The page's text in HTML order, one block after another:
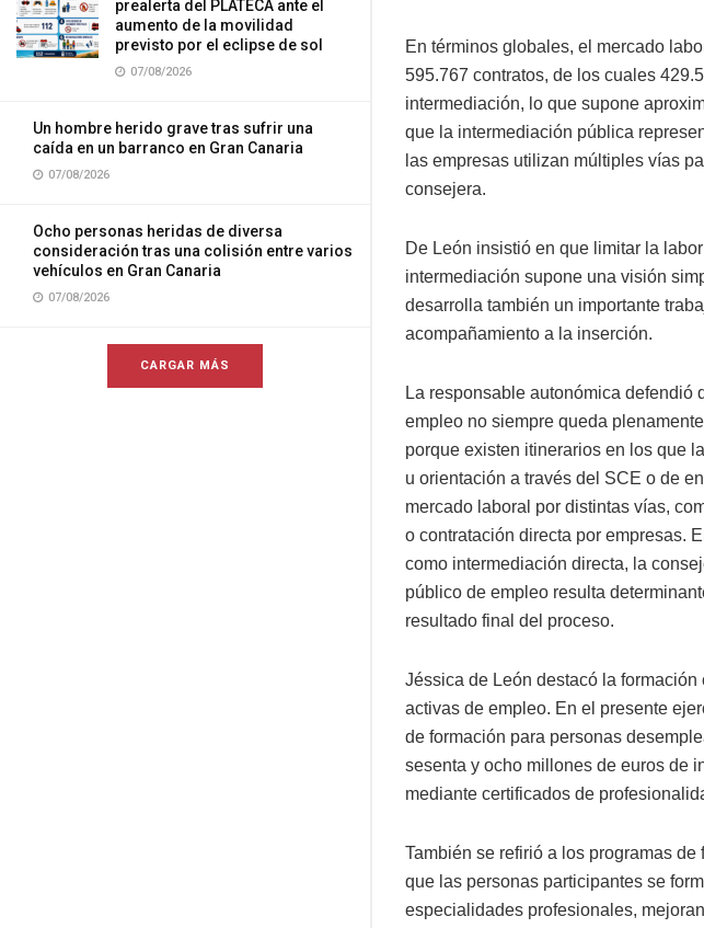
prealerta del PLATECA ante el
aumento de la movilidad
previsto por el eclipse de sol
07/08/2026
Un hombre herido grave tras sufrir una
caída en un barranco en Gran Canaria
07/08/2026
Ocho personas heridas de diversa
consideración tras una colisión entre varios
vehículos en Gran Canaria
07/08/2026
CARGAR MÁS
En términos globales, el mercado
595.767 contratos, de los cuales
intermediación, lo que supone
que la intermediación pública
las empresas utilizan múltiples vías
consejera.
De León insistió en que limitar la
intermediación supone una visión
desarrolla también un importante
acompañamiento a la inserción.
La responsable autonómica defendió
empleo no siempre queda
porque existen itinerarios en los que
u orientación a través del SCE o de
mercado laboral por distintas vías,
o contratación directa por empresas.
como intermediación directa, la
público de empleo resulta
resultado final del proceso.
Jéssica de León destacó la
activas de empleo. En el presente
de formación para personas
sesenta y ocho millones de euros de
mediante certificados de
También se refirió a los programas
que las personas participantes se
especialidades profesionales,